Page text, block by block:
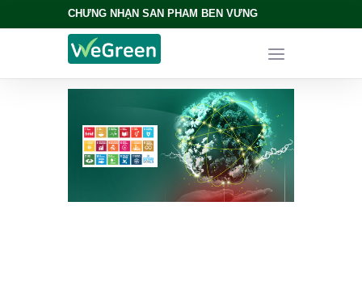
CHỨNG NHẬN SẢN PHẨM BỀN VỮNG